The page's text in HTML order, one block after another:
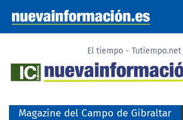
El tiempo - Tutiempo.net
Magazine del Campo de Gibraltar